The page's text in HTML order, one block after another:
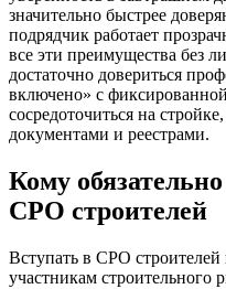
значительно быстрее
подрядчик работает
все эти преимущества без
достаточно довериться
включено» с
сосредоточиться на
документами и реестрами.
Кому
СРО строителей
Вступать в СРО
участникам строительного